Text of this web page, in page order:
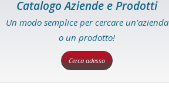
Catalogo Aziende e Prodotti
Un modo semplice per cercare un'azienda
o un prodotto!
Cerca adesso